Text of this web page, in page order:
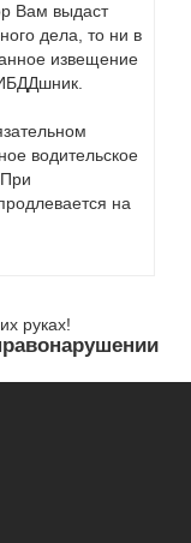
Вам выдаст
дела, то ни в
извещение
водительское
на
руках!